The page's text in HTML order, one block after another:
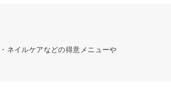
ネイルケアなどの得意メニューや